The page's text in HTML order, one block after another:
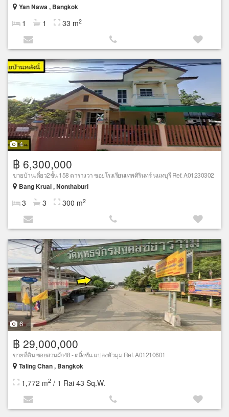
Yan Nawa , Bangkok
1 1 33 m2
4
฿ 6,300,000
ขายบ้านเดี่ยว2ชั้น 158 ตารางวา ซอยโรงเรียนเทพศิรินทร์ นนทบุรี Ref. A01230302
Bang Kruai , Nonthaburi
3 3 300 m2
6
฿ 29,000,000
ขายที่ดิน ซอยสวนผัก48 - ตลิ่งชัน แปลงหัวมุม Ref. A01210601
Taling Chan , Bangkok
1,772 m2 / 1 Rai 43 Sq.W.